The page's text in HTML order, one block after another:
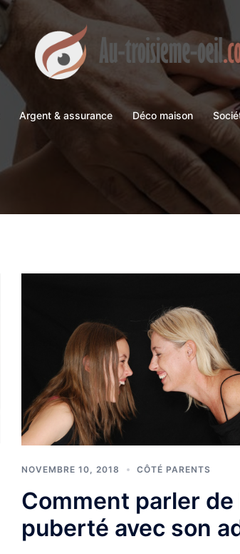
Argent & assurance Déco maison
NOVEMBRE 10, 2018 CÔTÉ PARENTS
Comment parler de
puberté avec son